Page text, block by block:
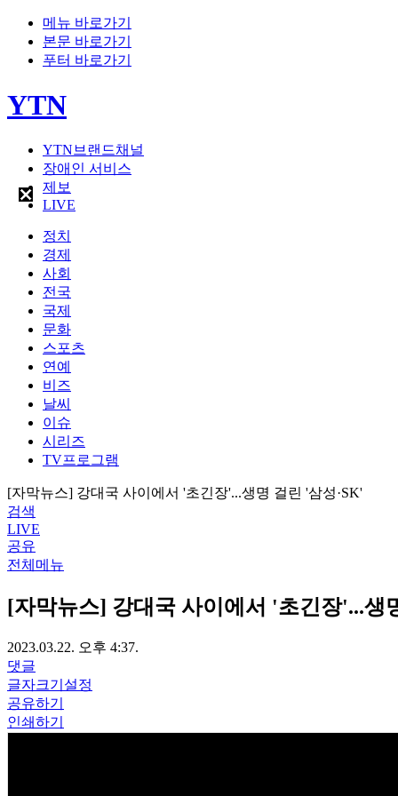
메뉴 바로가기
본문 바로가기
푸터 바로가기
YTN
YTN브랜드채널
장애인 서비스
제보
LIVE
정치
경제
사회
전국
국제
문화
스포츠
연예
비즈
날씨
이슈
시리즈
TV프로그램
[자막뉴스] 강대국 사이에서 '초긴장'...생명 걸린 '삼성·SK'
검색
LIVE
공유
전체메뉴
[자막뉴스] 강대국 사이에서 '초긴장'...생
2023.03.22. 오후 4:37.
댓글
글자크기설정
공유하기
인쇄하기